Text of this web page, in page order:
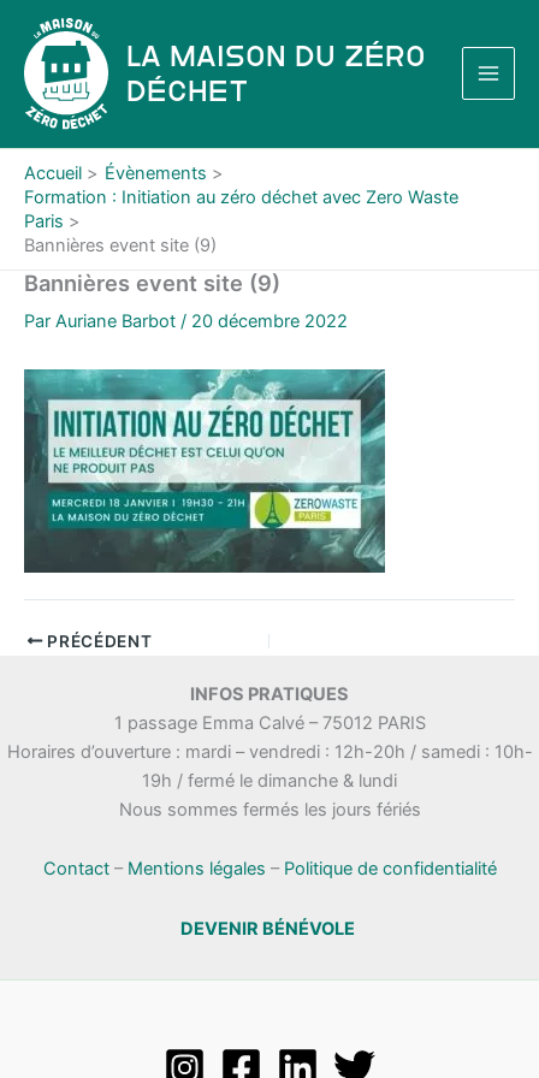
contenu
La Maison du Zéro
Déchet
Accueil
Évènements
Formation : Initiation au zéro déchet avec Zero Waste
Paris
Bannières event site (9)
Bannières event site (9)
Par Auriane Barbot / 20 décembre 2022
PRÉCÉDENT
INFOS PRATIQUES
1 passage Emma Calvé – 75012 PARIS
Horaires d’ouverture : mardi – vendredi : 12h-20h / samedi : 10h-
19h / fermé le dimanche & lundi
Nous sommes fermés les jours fériés
Contact– Mentions légales – Politique de confidentialité
DEVENIR BÉNÉVOLE